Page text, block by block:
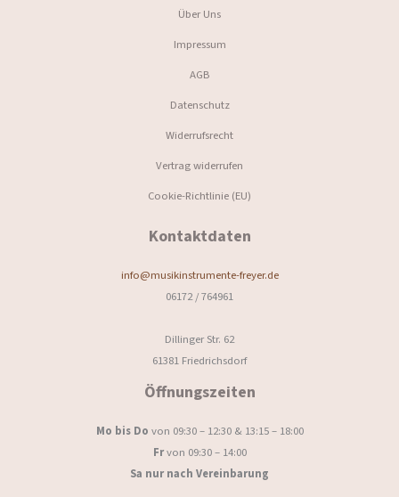
Über Uns
Impressum
AGB
Datenschutz
Widerrufsrecht
Vertrag widerrufen
Cookie-Richtlinie (EU)
Kontaktdaten
info@musikinstrumente-freyer.de
06172 / 764961
Dillinger Str. 62
61381 Friedrichsdorf
Öffnungszeiten
Mo bis Do von 09:30 – 12:30 & 13:15 – 18:00
Frvon 09:30 – 14:00
Sa nur nach Vereinbarung